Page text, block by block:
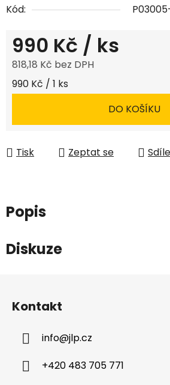
Kód:
990 Kč / ks
818,18 Kč bez DPH
Měrná cena:
990 Kč / 1 ks
DO KOŠÍKU
Tisk Zeptat se
Popis
Diskuze
Kontakt
info@jlp.cz
+420 483 705 771